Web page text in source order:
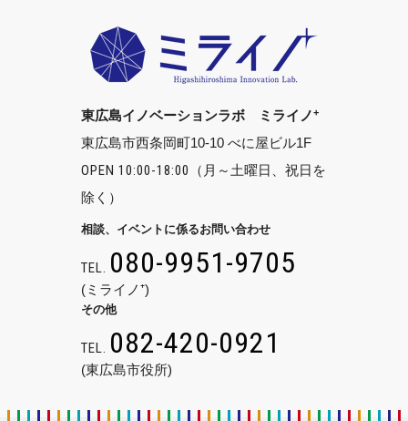
東広島イノベーションラボ ミライノ+
東広島市西条岡町10-10 べに屋ビル1F
OPEN 10:00-18:00
（月～土曜日、祝日を
除く）
相談、イベントに係るお問い合わせ
TEL. 080-9951-9705
(ミライノ⁺)
その他
TEL. 082-420-0921
(東広島市役所)